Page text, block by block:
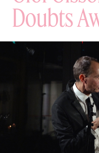
Doubts